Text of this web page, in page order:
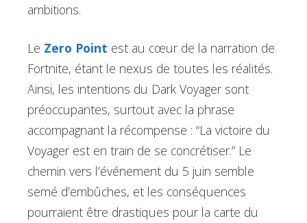
ambitions.
Le Zero Point est au cœur de la narration de
Fortnite, étant le nexus de toutes les réalités.
Ainsi, les intentions du Dark Voyager sont
préoccupantes, surtout avec la phrase
accompagnant la récompense : “La victoire du
Voyager est en train de se concrétiser.” Le
chemin vers l’événement du 5 juin semble
semé d’embûches, et les conséquences
pourraient être drastiques pour la carte du